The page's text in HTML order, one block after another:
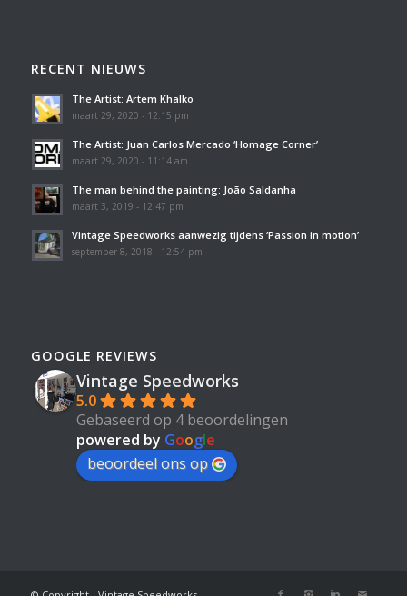
RECENT NIEUWS
The Artist: Artem Khalko
maart 29, 2020 - 12:15 pm
The Artist: Juan Carlos Mercado ‘Homage Corner’
maart 29, 2020 - 11:14 am
The man behind the painting: João Saldanha
maart 3, 2019 - 12:47 pm
Vintage Speedworks aanwezig tijdens ‘Passion in motion’
september 8, 2018 - 12:54 pm
GOOGLE REVIEWS
Vintage Speedworks
5.0
Gebaseerd op 4 beoordelingen
powered by Google
beoordeel ons op